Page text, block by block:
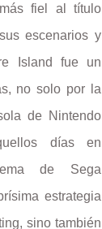
fiel al título
escenarios y
Island fue un
no solo por la
de Nintendo
días en
de Sega
estrategia
sino también